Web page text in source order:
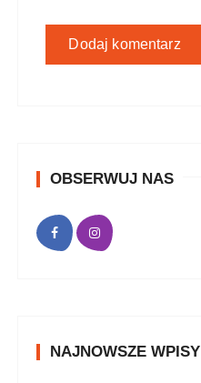
OBSERWUJ NAS
NAJNOWSZE WPISY